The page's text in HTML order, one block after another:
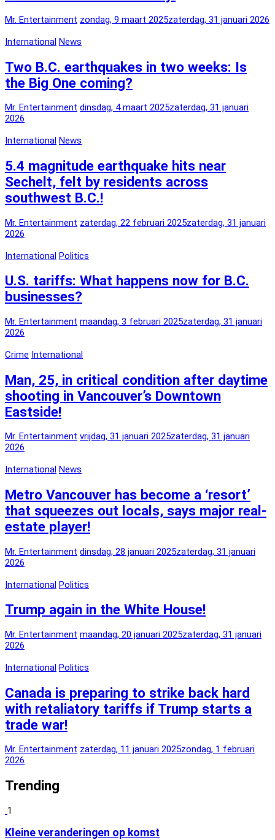
Mr. Entertainment zondag, 9 maart 2025zaterdag, 31 januari 2026
International News
Two B.C. earthquakes in two weeks: Is
the Big One coming?
Mr. Entertainment dinsdag, 4 maart 2025zaterdag, 31 januari
2026
International News
5.4 magnitude earthquake hits near
Sechelt, felt by residents across
southwest B.C.!
Mr. Entertainment zaterdag, 22 februari 2025zaterdag, 31 januari
2026
International Politics
U.S. tariffs: What happens now for B.C.
businesses?
Mr. Entertainment maandag, 3 februari 2025zaterdag, 31 januari
2026
Crime International
Man, 25, in critical condition after daytime
shooting in Vancouver’s Downtown
Eastside!
Mr. Entertainment vrijdag, 31 januari 2025zaterdag, 31 januari
2026
International News
Metro Vancouver has become a ‘resort’
that squeezes out locals, says major real-
estate player!
Mr. Entertainment dinsdag, 28 januari 2025zaterdag, 31 januari
2026
International Politics
Trump again in the White House!
Mr. Entertainment maandag, 20 januari 2025zaterdag, 31 januari
2026
International Politics
Canada is preparing to strike back hard
with retaliatory tariffs if Trump starts a
trade war!
Mr. Entertainment zaterdag, 11 januari 2025zondag, 1 februari
2026
Trending
1
Kleine veranderingen op komst